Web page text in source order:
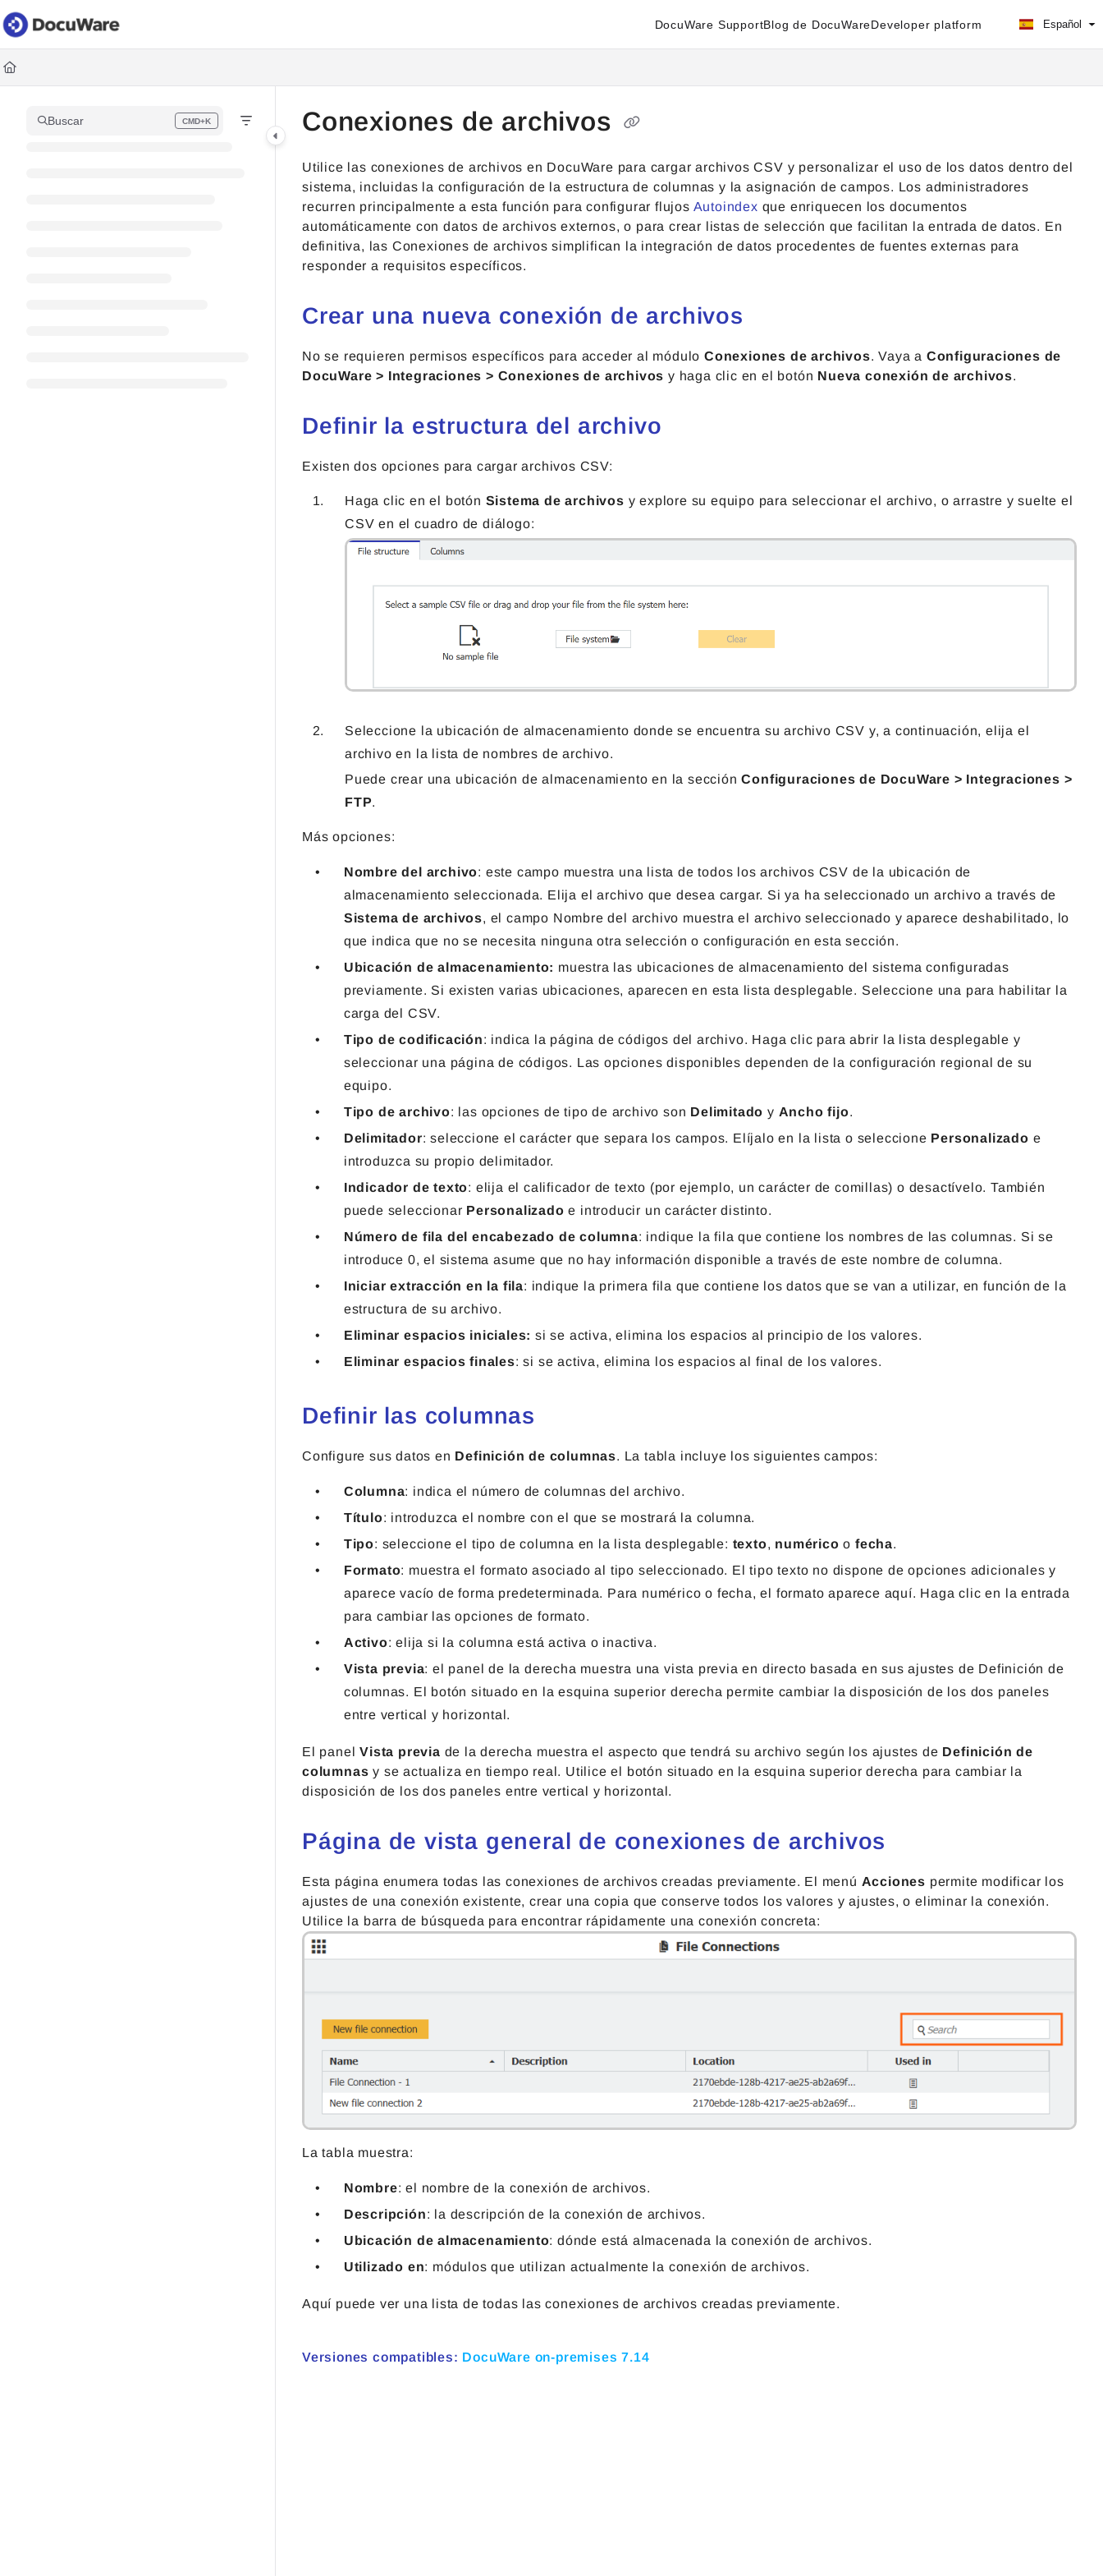
Documentation Index
Fetch the complete documentation index at:
Use this file to discover all available pages before exploring further.
DocuWare SupportBlog de DocuWareDeveloper platform Español
Buscar CMD+K
Press CMD+K to open search Conexiones de archivos
Utilice las conexiones de archivos en DocuWare para cargar archivos CSV y personalizar el uso de los datos dentro del
sistema, incluidas la configuración de la estructura de columnas y la asignación de campos. Los administradores
recurren principalmente a esta función para configurar flujos Autoindex que enriquecen los documentos
automáticamente con datos de archivos externos, o para crear listas de selección que facilitan la entrada de datos. En
definitiva, las Conexiones de archivos simplifican la integración de datos procedentes de fuentes externas para
responder a requisitos específicos.
Crear una nueva conexión de archivos
No se requieren permisos específicos para acceder al módulo Conexiones de archivos. Vaya a Configuraciones de
DocuWare > Integraciones > Conexiones de archivos y haga clic en el botón Nueva conexión de archivos.
Definir la estructura del archivo
Existen dos opciones para cargar archivos CSV:
Haga clic en el botón Sistema de archivos y explore su equipo para seleccionar el archivo, o arrastre y suelte el
CSV en el cuadro de diálogo:
Seleccione la ubicación de almacenamiento donde se encuentra su archivo CSV y, a continuación, elija el
archivo en la lista de nombres de archivo.
Puede crear una ubicación de almacenamiento en la secciónConfiguraciones de DocuWare > Integraciones >
FTP.
Más opciones:
Nombre del archivo: este campo muestra una lista de todos los archivos CSV de la ubicación de
almacenamiento seleccionada. Elija el archivo que desea cargar. Si ya ha seleccionado un archivo a través de
Sistema de archivos, el campo Nombre del archivo muestra el archivo seleccionado y aparece deshabilitado, lo
que indica que no se necesita ninguna otra selección o configuración en esta sección.
Ubicación de almacenamiento: muestra las ubicaciones de almacenamiento del sistema configuradas
previamente. Si existen varias ubicaciones, aparecen en esta lista desplegable. Seleccione una para habilitar la
carga del CSV.
Tipo de codificación: indica la página de códigos del archivo. Haga clic para abrir la lista desplegable y
seleccionar una página de códigos. Las opciones disponibles dependen de la configuración regional de su
equipo.
Tipo de archivo: las opciones de tipo de archivo son Delimitado y Ancho fijo.
Delimitador: seleccione el carácter que separa los campos. Elíjalo en la lista o seleccione Personalizado e
introduzca su propio delimitador.
Indicador de texto: elija el calificador de texto (por ejemplo, un carácter de comillas) o desactívelo. También
puede seleccionar Personalizado e introducir un carácter distinto.
Número de fila del encabezado de columna: indique la fila que contiene los nombres de las columnas. Si se
introduce 0, el sistema asume que no hay información disponible a través de este nombre de columna.
Iniciar extracción en la fila: indique la primera fila que contiene los datos que se van a utilizar, en función de la
estructura de su archivo.
Eliminar espacios iniciales: si se activa, elimina los espacios al principio de los valores.
Eliminar espacios finales: si se activa, elimina los espacios al final de los valores.
Definir las columnas
Configure sus datos en Definición de columnas. La tabla incluye los siguientes campos:
Columna: indica el número de columnas del archivo.
Título: introduzca el nombre con el que se mostrará la columna.
Tipo: seleccione el tipo de columna en la lista desplegable: texto, numérico ofecha.
Formato: muestra el formato asociado al tipo seleccionado. El tipo texto no dispone de opciones adicionales y
aparece vacío de forma predeterminada. Para numérico o fecha, el formato aparece aquí. Haga clic en la entrada
para cambiar las opciones de formato.
Activo: elija si la columna está activa o inactiva.
Vista previa: el panel de la derecha muestra una vista previa en directo basada en sus ajustes de Definición de
columnas. El botón situado en la esquina superior derecha permite cambiar la disposición de los dos paneles
entre vertical y horizontal.
El panelVista previa de la derecha muestra el aspecto que tendrá su archivo según los ajustes de Definición de
columnas y se actualiza en tiempo real. Utilice el botón situado en la esquina superior derecha para cambiar la
disposición de los dos paneles entre vertical y horizontal.
Página de vista general de conexiones de archivos
Esta página enumera todas las conexiones de archivos creadas previamente. El menú Acciones permite modificar los
ajustes de una conexión existente, crear una copia que conserve todos los valores y ajustes, o eliminar la conexión.
Utilice la barra de búsqueda para encontrar rápidamente una conexión concreta:
La tabla muestra:
Nombre: el nombre de la conexión de archivos.
Descripción: la descripción de la conexión de archivos.
Ubicación de almacenamiento: dónde está almacenada la conexión de archivos.
Utilizado en: módulos que utilizan actualmente la conexión de archivos.
Aquí puede ver una lista de todas las conexiones de archivos creadas previamente.
Versiones compatibles: DocuWare on-premises 7.14